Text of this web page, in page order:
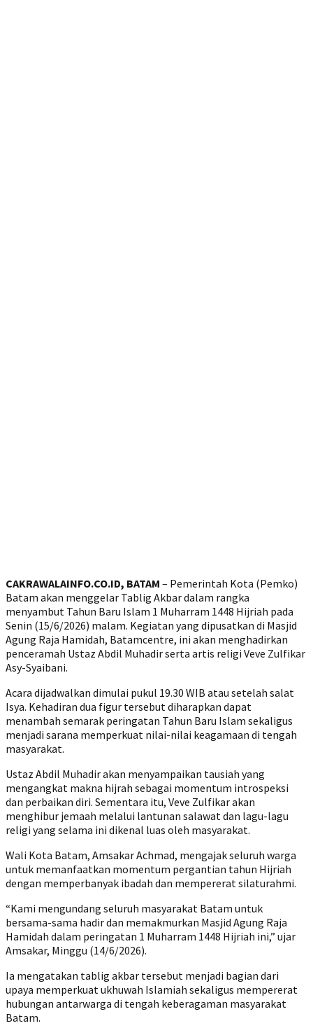
CAKRAWALAINFO.CO.ID, BATAM – Pemerintah Kota (Pemko)
Batam akan menggelar Tablig Akbar dalam rangka
menyambut Tahun Baru Islam 1 Muharram 1448 Hijriah pada
Senin (15/6/2026) malam. Kegiatan yang dipusatkan di Masjid
Agung Raja Hamidah, Batamcentre, ini akan menghadirkan
penceramah Ustaz Abdil Muhadir serta artis religi Veve Zulfikar
Asy-Syaibani.
Acara dijadwalkan dimulai pukul 19.30 WIB atau setelah salat
Isya. Kehadiran dua figur tersebut diharapkan dapat
menambah semarak peringatan Tahun Baru Islam sekaligus
menjadi sarana memperkuat nilai-nilai keagamaan di tengah
masyarakat.
Ustaz Abdil Muhadir akan menyampaikan tausiah yang
mengangkat makna hijrah sebagai momentum introspeksi
dan perbaikan diri. Sementara itu, Veve Zulfikar akan
menghibur jemaah melalui lantunan salawat dan lagu-lagu
religi yang selama ini dikenal luas oleh masyarakat.
Wali Kota Batam, Amsakar Achmad, mengajak seluruh warga
untuk memanfaatkan momentum pergantian tahun Hijriah
dengan memperbanyak ibadah dan mempererat silaturahmi.
“Kami mengundang seluruh masyarakat Batam untuk
bersama-sama hadir dan memakmurkan Masjid Agung Raja
Hamidah dalam peringatan 1 Muharram 1448 Hijriah ini,” ujar
Amsakar, Minggu (14/6/2026).
Ia mengatakan tablig akbar tersebut menjadi bagian dari
upaya memperkuat ukhuwah Islamiah sekaligus mempererat
hubungan antarwarga di tengah keberagaman masyarakat
Batam.